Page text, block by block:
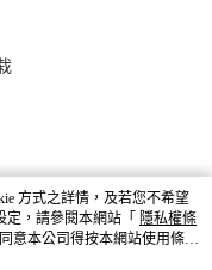
方式之詳情，及若您不希望
定，請參閱本網站「 隱私權條
意本公司得按本網站使用條款